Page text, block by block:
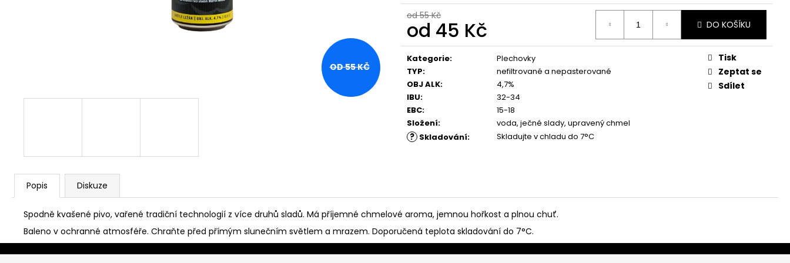
od 55 Kč
od 45 Kč
Měrná
cena:
DO KOŠÍKU
Kategorie:
Plechovky
TYP:
nefiltrované a nepasterované
OBJ ALK:
4,7%
IBU:
32-34
EBC:
15-18
Složení: voda, ječné slady, upravený chmel
? Skladování: Skladujte v chladu do 7°C
Tisk
Zeptat se
Sdílet
OD 55 KČ
Popis Diskuze
Spodně kvašené pivo, vařené tradiční technologií z více druhů sladů. Má příjemné chmelové aroma, jemnou hořkost a plnou chuť.
Baleno v ochranné atmosféře. Chraňte před přímým slunečním světlem a mrazem. Doporučená teplota skladování do 7°C.